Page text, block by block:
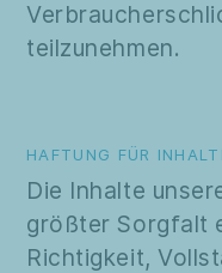
teilzunehmen.
HAFTUNG FÜR
Die Inhalte
größter Sorgfalt
Richtigkeit,